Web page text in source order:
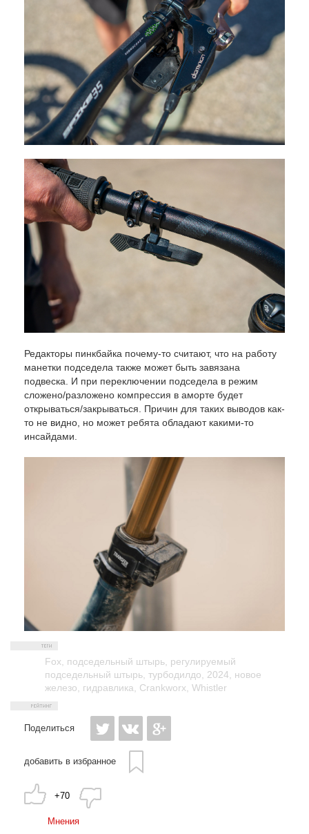
Редакторы пинкбайка почему-то считают, что на работу
манетки подседела также может быть завязана
подвеска. И при переключении подседела в режим
сложено/разложено компрессия в аморте будет
открываться/закрываться. Причин для таких выводов как-
то не видно, но может ребята обладают какими-то
инсайдами.
Fox подседельный штырь регулируемый
подседельный штырь турбодилдо 2024
новое
железо
гидравлика Crankworx Whistler
Поделиться
добавить в избранное
+70
Мнения